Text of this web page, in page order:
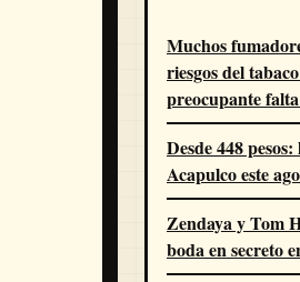
Muchos
riesgos del
preocupante
Desde 448
Acapulco este
Zendaya y Tom
boda en secreto